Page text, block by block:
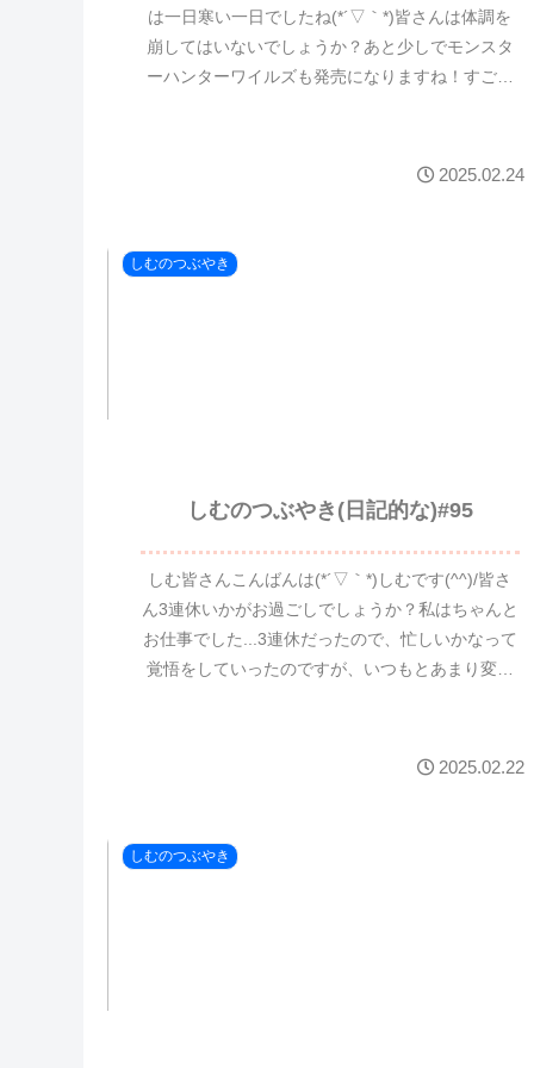
は一日寒い一日でしたね(*´▽｀*)皆さんは体調を
崩してはいないでしょうか？あと少しでモンスタ
ーハンターワイルズも発売になりますね！すごく
2025.02.24
しむのつぶやき
しむのつぶやき(日記的な)#95
しむ皆さんこんばんは(*´▽｀*)しむです(^^)/皆さ
ん3連休いかがお過ごしでしょうか？私はちゃんと
お仕事でした...3連休だったので、忙しいかなって
覚悟をしていったのですが、いつもとあまり変わ
2025.02.22
しむのつぶやき